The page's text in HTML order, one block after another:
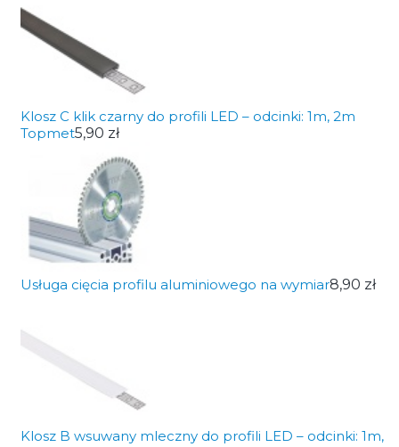
Klosz C klik czarny do profili LED – odcinki: 1m, 2m
Topmet5,90 zł
Usługa cięcia profilu aluminiowego na wymiar8,90 zł
Klosz B wsuwany mleczny do profili LED – odcinki: 1m,